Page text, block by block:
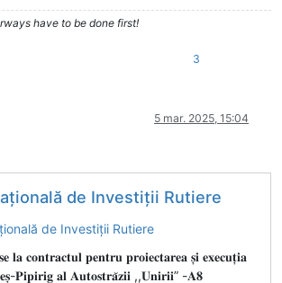
have to be done first!
3
5 mar. 2025, 15:04
de Investiții Rutiere
𝐥𝐚 𝐜𝐨𝐧𝐭𝐫𝐚𝐜𝐭𝐮𝐥 𝐩𝐞𝐧𝐭𝐫𝐮 𝐩𝐫𝐨𝐢𝐞𝐜𝐭𝐚𝐫𝐞𝐚 𝐬̦𝐢 𝐞𝐱𝐞𝐜𝐮𝐭̦𝐢𝐚
𝐏𝐢𝐩𝐢𝐫𝐢𝐠 𝐚𝐥 𝐀𝐮𝐭𝐨𝐬𝐭𝐫𝐚̆𝐳𝐢𝐢 ,,𝐔𝐧𝐢𝐫𝐢𝐢” -𝐀𝟖